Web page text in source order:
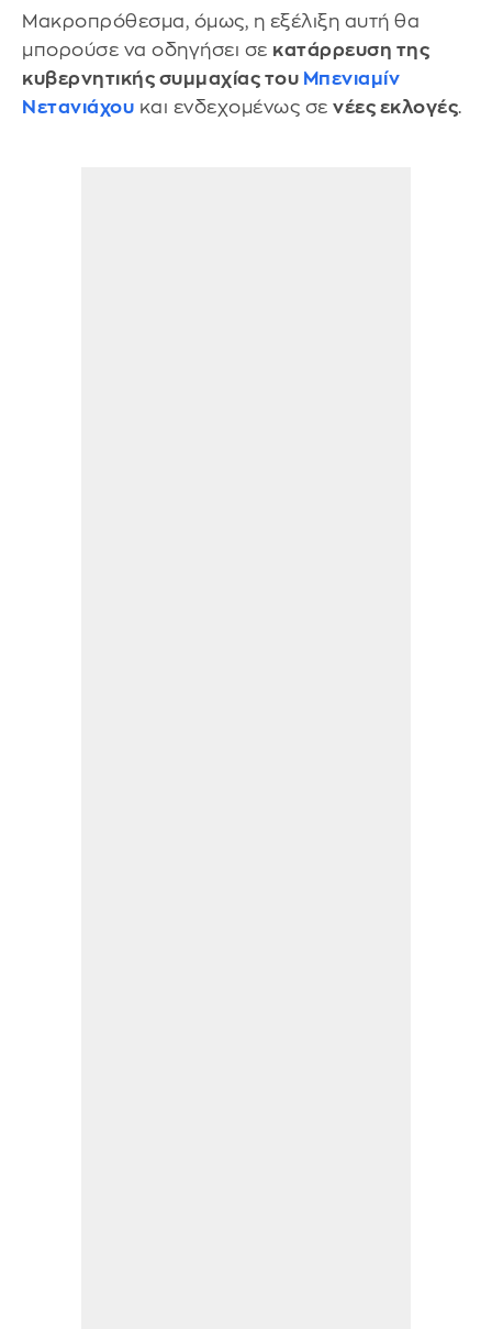
Μακροπρόθεσμα, όμως, η εξέλιξη αυτή θα
μπορούσε να οδηγήσει σε κατάρρευση της
κυβερνητικής συμμαχίας του Μπενιαμίν
Νετανιάχου και ενδεχομένως σε νέες εκλογές.